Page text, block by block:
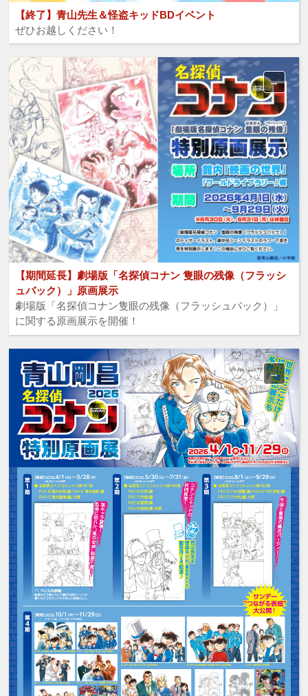
【終了】青山先生＆怪盗キッドBDイベント
ぜひお越しください！
【期間延長】劇場版「名探偵コナン 隻眼の残像（フラッシ
ュバック）」原画展示
劇場版「名探偵コナン隻眼の残像（フラッシュバック）」
に関する原画展示を開催！